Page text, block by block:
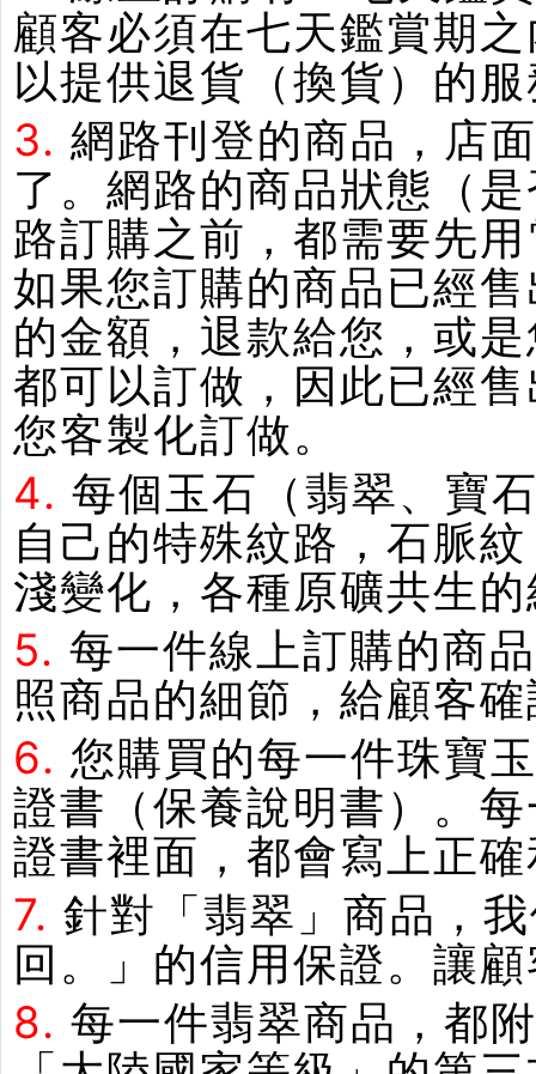
顧客必須在七天鑑賞期
以提供退貨（換貨）的
3. 網路刊登的商品，店
了。網路的商品狀態（
路訂購之前，都需要先
如果您訂購的商品已經
的金額，退款給您，或
都可以訂做，因此已經
您客製化訂做。
4. 每個玉石（翡翠、寶
自己的特殊紋路，石脈
淺變化，各種原礦共生
5. 每一件線上訂購的商
照商品的細節，給顧客
6. 您購買的每一件珠寶
證書（保養說明書）。
證書裡面，都會寫上正
7. 針對「翡翠」商品，
回。」的信用保證。讓
8. 每一件翡翠商品，都